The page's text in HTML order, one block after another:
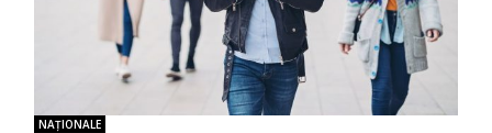
NAŢIONALE